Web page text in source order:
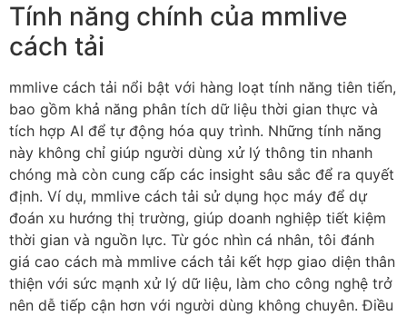
Tính năng chính của mmlive
cách tải
mmlive cách tải nổi bật với hàng loạt tính năng tiên tiến,
bao gồm khả năng phân tích dữ liệu thời gian thực và
tích hợp AI để tự động hóa quy trình. Những tính năng
này không chỉ giúp người dùng xử lý thông tin nhanh
chóng mà còn cung cấp các insight sâu sắc để ra quyết
định. Ví dụ, mmlive cách tải sử dụng học máy để dự
đoán xu hướng thị trường, giúp doanh nghiệp tiết kiệm
thời gian và nguồn lực. Từ góc nhìn cá nhân, tôi đánh
giá cao cách mà mmlive cách tải kết hợp giao diện thân
thiện với sức mạnh xử lý dữ liệu, làm cho công nghệ trở
nên dễ tiếp cận hơn với người dùng không chuyên. Điều